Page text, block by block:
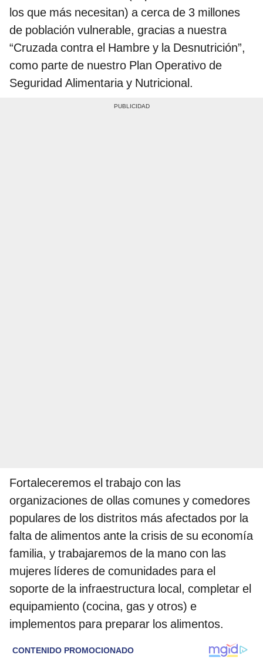
los que más necesitan) a cerca de 3 millones
de población vulnerable, gracias a nuestra
“Cruzada contra el Hambre y la Desnutrición”,
como parte de nuestro Plan Operativo de
Seguridad Alimentaria y Nutricional.
Fortaleceremos el trabajo con las
organizaciones de ollas comunes y comedores
populares de los distritos más afectados por la
falta de alimentos ante la crisis de su economía
familia, y trabajaremos de la mano con las
mujeres líderes de comunidades para el
soporte de la infraestructura local, completar el
equipamiento (cocina, gas y otros) e
implementos para preparar los alimentos.